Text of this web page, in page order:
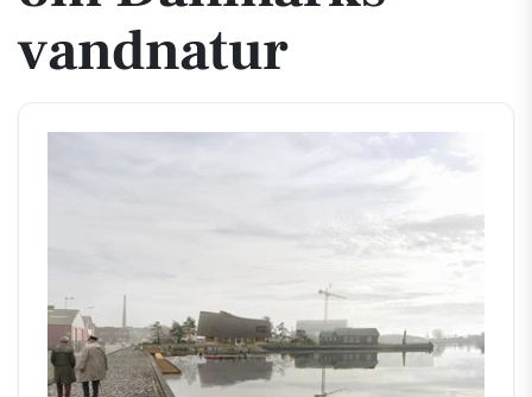
vandnatur